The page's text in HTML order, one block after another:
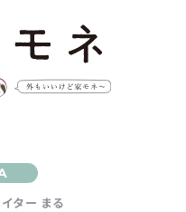
ター まる